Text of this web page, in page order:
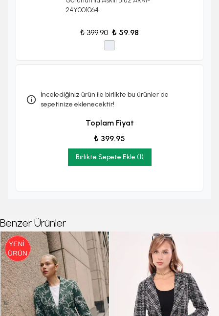
24Y001064
₺ 399.90 ₺ 59.98
İncelediğiniz ürün ile birlikte bu ürünler de
sepetinize eklenecektir!
Toplam Fiyat
₺ 399.95
Birlikte Sepete Ekle (1)
Benzer Ürünler